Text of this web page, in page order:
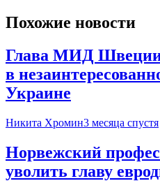
Похожие новости
Глава МИД Швеции
в
Украине
Никита Хромин3 месяца спустя
Норвежский
уволить главу